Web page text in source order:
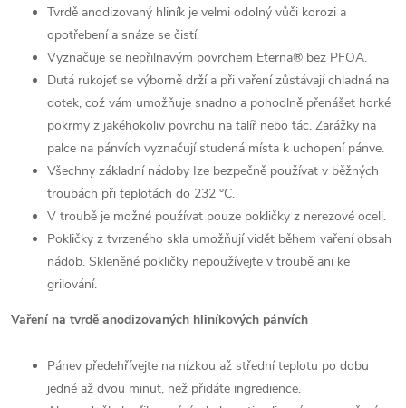
Tvrdě anodizovaný hliník je velmi odolný vůči korozi a
opotřebení a snáze se čistí.
Vyznačuje se nepřilnavým povrchem Eterna® bez PFOA.
Dutá rukojeť se výborně drží a při vaření zůstávají chladná na
dotek, což vám umožňuje snadno a pohodlně přenášet horké
pokrmy z jakéhokoliv povrchu na talíř nebo tác. Zarážky na
palce na pánvích vyznačují studená místa k uchopení pánve.
Všechny základní nádoby Ize bezpečně používat v běžných
troubách při teplotách do 232 °C.
V troubě je možné používat pouze pokličky z nerezové oceli.
Pokličky z tvrzeného skla umožňují vidět během vaření obsah
nádob. Skleněné pokličky nepoužívejte v troubě ani ke
grilování.
Vaření na tvrdě anodizovaných hliníkových pánvích
Pánev předehřívejte na nízkou až střední teplotu po dobu
jedné až dvou minut, než přidáte ingredience.